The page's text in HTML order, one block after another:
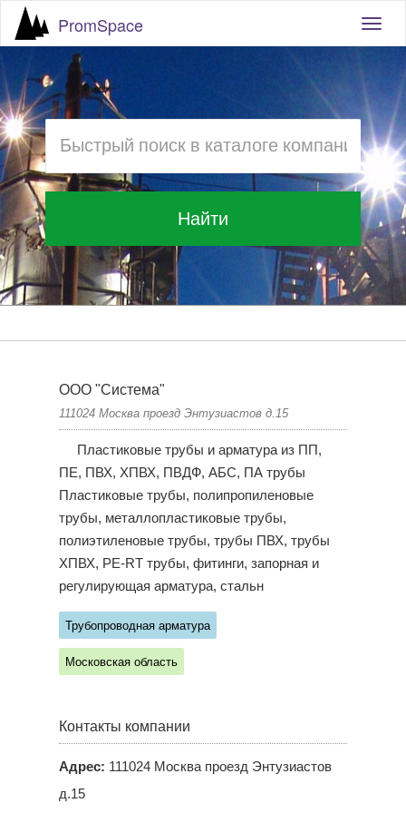
PromSpace
Найти
ООО "Система"
111024 Москва проезд Энтузиастов д.15
Пластиковые трубы и арматура из ПП,
ПЕ, ПВХ, ХПВХ, ПВДФ, АБС, ПА трубы
Пластиковые трубы, полипропиленовые
трубы, металлопластиковые трубы,
полиэтиленовые трубы, трубы ПВХ, трубы
ХПВХ, PE-RT трубы, фитинги, запорная и
регулирующая арматура, стальн
Трубопроводная арматура
Московская область
Контакты компании
Адрес: 111024 Москва проезд Энтузиастов
д.15